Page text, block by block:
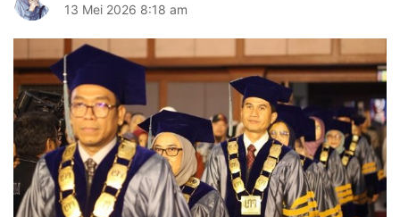
13 Mei 2026 8:18 am